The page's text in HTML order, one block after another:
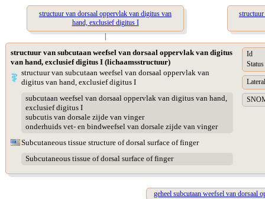
structuur van dorsaal oppervlak van digitus van
hand, exclusief digitus I
|
structuur van subcutaan weefsel van dorsaal oppervlak van digitus
van hand, exclusief digitus I (lichaamsstructuur)
structuur van subcutaan weefsel van dorsaal oppervlak van
digitus van hand, exclusief digitus I
subcutaan weefsel van dorsaal oppervlak van digitus van hand,
exclusief digitus I
subcutis van dorsale zijde van vinger
onderhuids vet- en bindweefsel van dorsale zijde van vinger
Subcutaneous tissue structure of dorsal surface of finger
Subcutaneous tissue of dorsal surface of finger
Id
Status
geheel subcutaan weefsel van dorsaal